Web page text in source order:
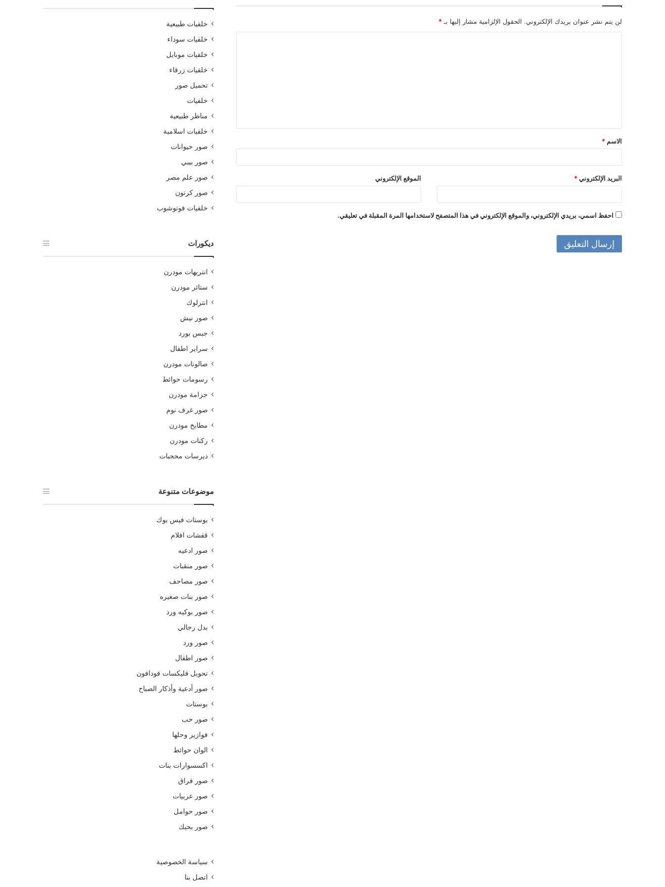
لن يتم نشر عنوان بريدك الإلكتروني. الحقول الإلزامية مشار إليها بـ *
ق
*
الاسم *
البريد الإلكتروني * الموقع الإلكتروني
احفظ اسمي، بريدي الإلكتروني، والموقع الإلكتروني في هذا المتصفح لاستخدامها المرة المقبلة في تعليقي.
خلفيات طبيعية
خلفيات سوداء
خلفيات موبايل
خلفيات زرقاء
تحميل صور
خلفيات
مناظر طبيعية
خلفيات اسلامية
صور حيوانات
صور بيبي
صور علم مصر
صور كرتون
خلفيات فوتوشوب
ديكورات
انتريهات مودرن
ستائر مودرن
انترلوك
صور نيش
جبس بورد
سراير اطفال
صالونات مودرن
رسومات حوائط
جزامة مودرن
صور غرف نوم
مطابخ مودرن
ركنات مودرن
ديرسات محجبات
موضوعات متنوعة
بوستات فيس بوك
قفشات افلام
صور ادعيه
صور منقبات
صور مصاحف
صور بنات صغيره
صور بوكيه ورد
بدل رجالي
صور ورد
صور اطفال
تحويل فليكسات فودافون
صور أدعية وأذكار الصباح
بوستات
صور حب
فوازير وحلها
الوان حوائط
اكسسوارات بنات
صور فراق
صور عربيات
صور حوامل
صور بحبك
سياسة الخصوصية
اتصل بنا